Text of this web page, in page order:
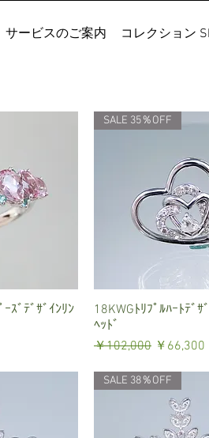
サービスのご案内 コレクション
ュー
ｰｽﾞﾃﾞｻﾞｲﾝﾘﾝ
クイックビ
SALE 35％OFF
18KWGﾄﾘﾌﾟﾙﾊｰﾄﾃﾞｻ
ﾍｯﾄﾞ
通常価格
￥102,000 セール価格
￥66,300
SALE 38％OFF